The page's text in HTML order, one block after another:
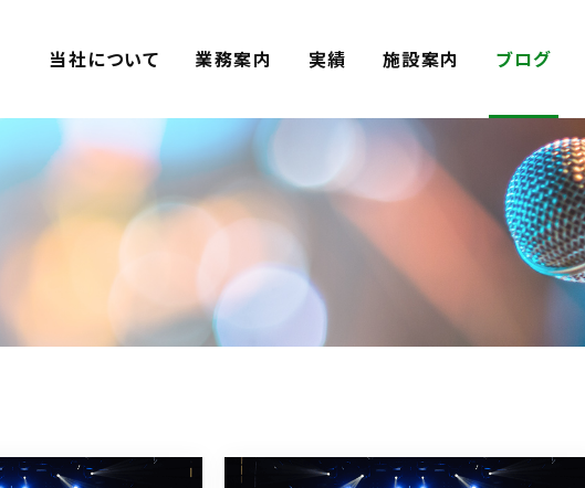
当社について 業務案内 実績 施設案内 ブログ